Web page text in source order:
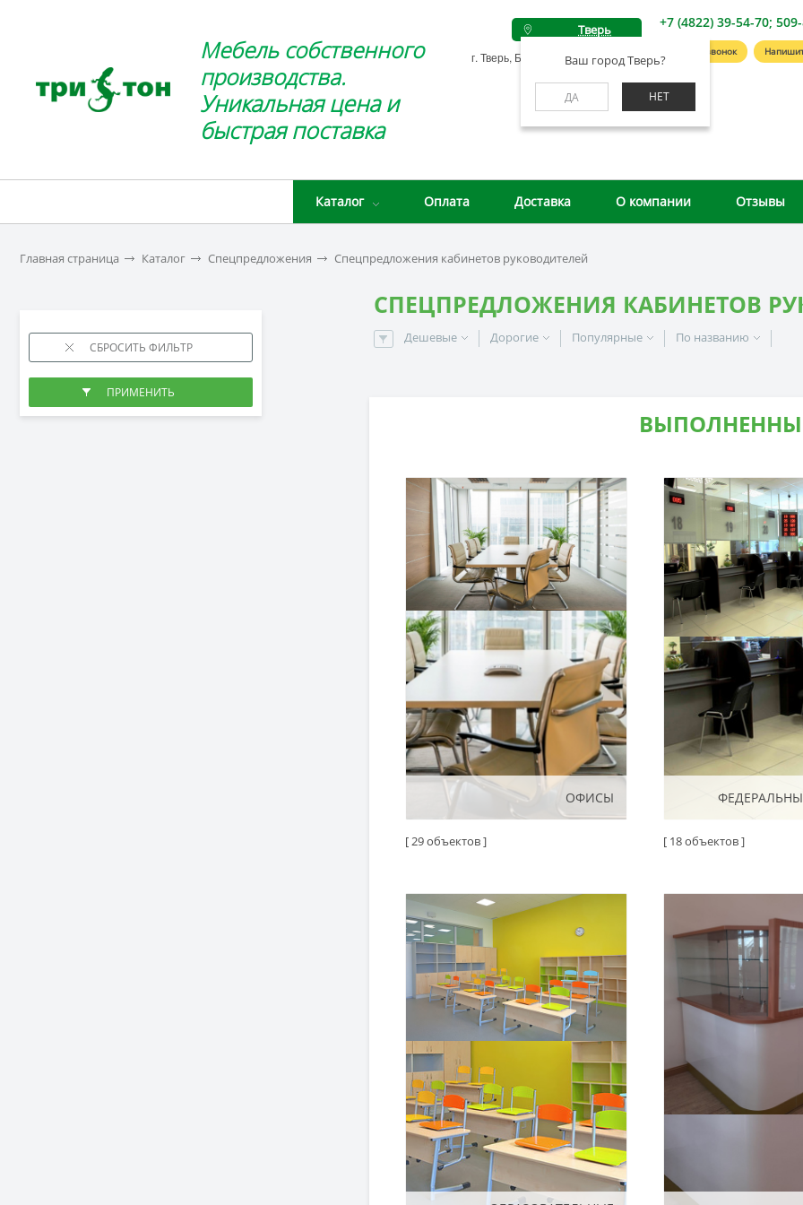
Мебель собственного
производства.
Уникальная цена и
быстрая поставка
Тверь
Ваш город Тверь?
ДА НЕТ
г. Тверь, Беляковский пер., д. 46А
+7 (4822) 39-54-70;
Заказать звонок
Каталог Оплата Доставка О компании Отзывы
Главная страница Каталог Спецпредложения Спецпредложения кабинетов руководителей
СПЕЦПРЕДЛОЖЕНИЯ КАБИНЕТОВ
Дешевые Дорогие Популярные По названию
ОФИСЫ
ОФИСЫ
[ 29 объектов ] [ 18 объектов ]